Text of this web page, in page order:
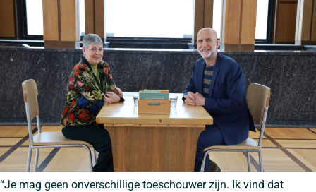
“Je mag geen onverschillige toeschouwer zijn. Ik vind dat